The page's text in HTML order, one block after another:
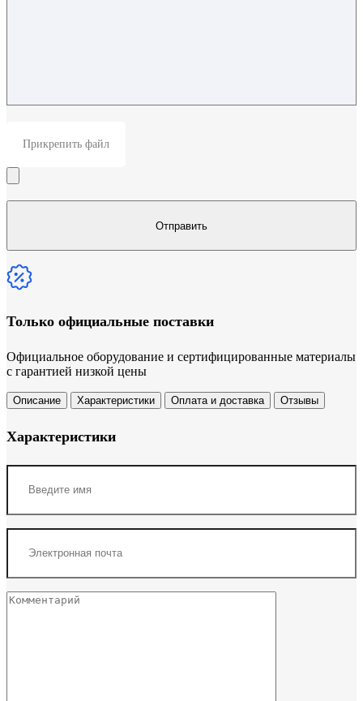
Прикрепить файл
Только официальные поставки
Официальное оборудование и сертифицированные материалы
с гарантией низкой цены
Описание Характеристики Оплата и доставка Отзывы
Характеристики